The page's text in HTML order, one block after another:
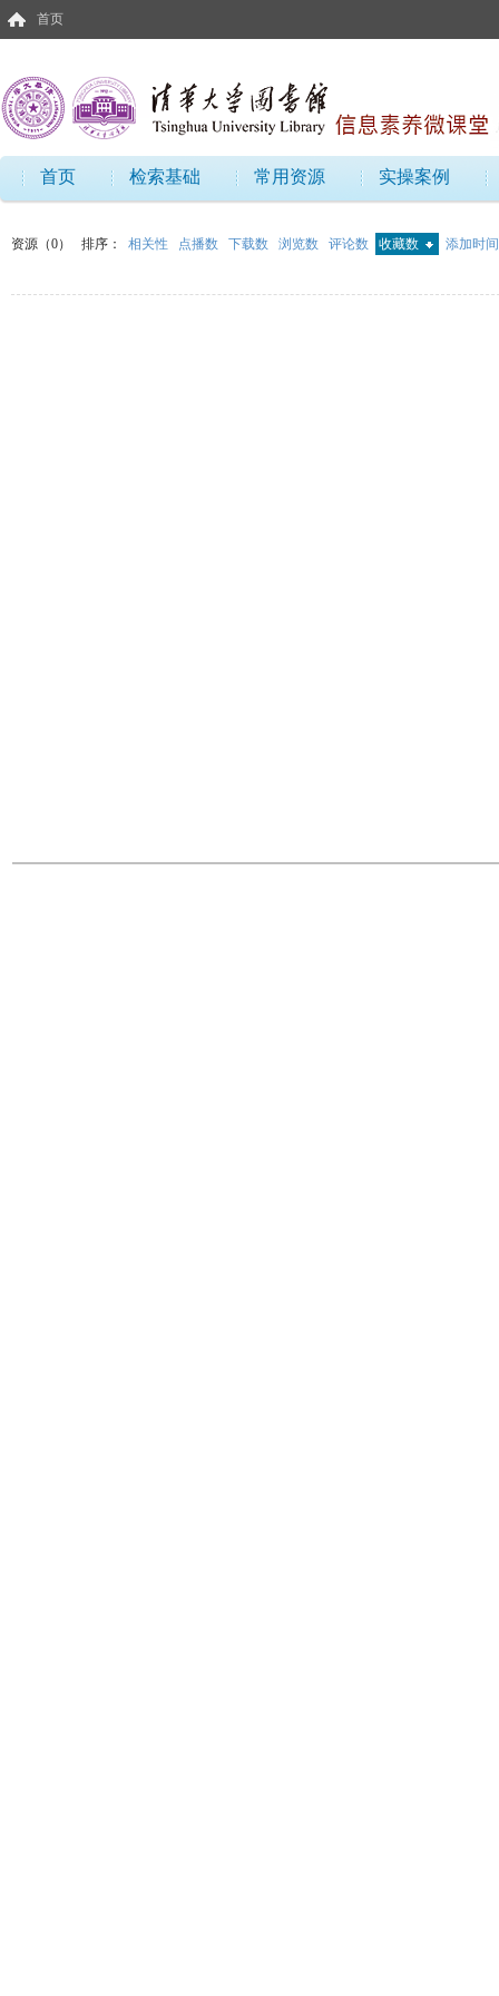
首页
首页 检索基础 常用资源 实操案例
资源（0） 排序： 相关性 点播数 下载数 浏览数 评论数 收藏数 添加时间